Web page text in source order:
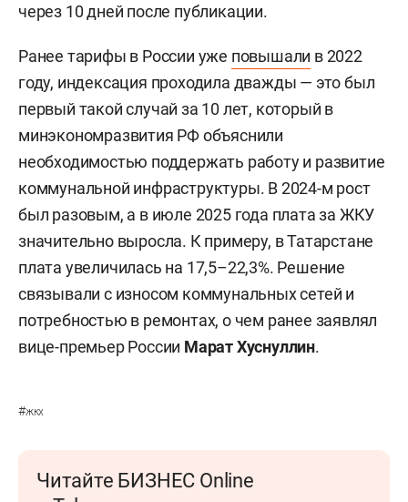
через 10 дней после публикации.
Ранее тарифы в России уже повышали в 2022
году, индексация проходила дважды — это был
первый такой случай за 10 лет, который в
минэкономразвития РФ объяснили
необходимостью поддержать работу и развитие
коммунальной инфраструктуры. В 2024-м рост
был разовым, а в июле 2025 года плата за ЖКУ
значительно выросла. К примеру, в Татарстане
плата увеличилась на 17,5–22,3%. Решение
связывали с износом коммунальных сетей и
потребностью в ремонтах, о чем ранее заявлял
вице-премьер России Марат Хуснуллин.
#жкх
Читайте БИЗНЕС Online